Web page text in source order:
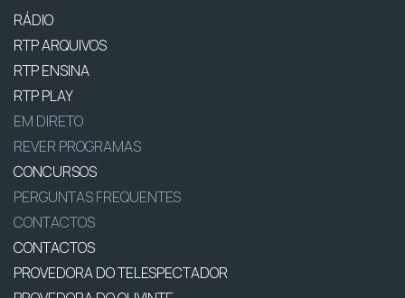
RÁDIO
RTP ARQUIVOS
RTP ENSINA
RTP PLAY
EM DIRETO
REVER PROGRAMAS
CONCURSOS
PERGUNTAS FREQUENTES
CONTACTOS
CONTACTOS
PROVEDORA DO TELESPECTADOR